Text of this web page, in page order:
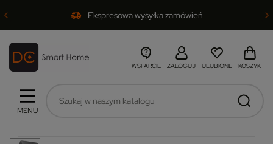
Ekspresowa wysyłka zamówień
MENU
WSPARCIE ZALOGUJ ULUBIONE KOSZYK